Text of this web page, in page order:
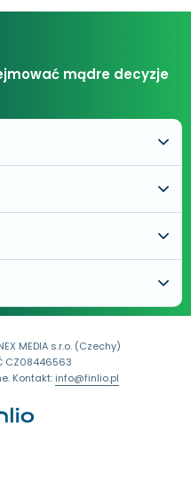
mądre decyzje
MEDIA s.r.o. (Czechy)
CZ08446563
Kontakt:info@finlio.pl